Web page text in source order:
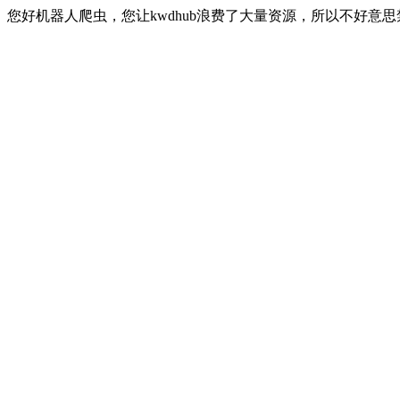
您好机器人爬虫，您让kwdhub浪费了大量资源，所以不好意思